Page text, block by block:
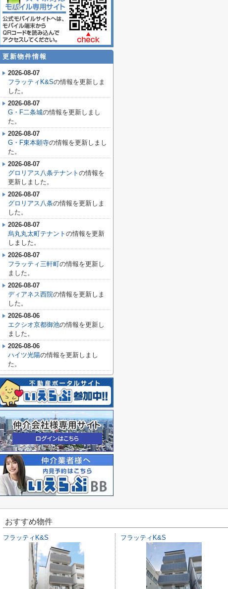
更新物件情報
2026-08-07
フラッティK&Sの情報を更新しま
した。
2026-08-07
G・F二条城の情報を更新しまし
た。
2026-08-07
G・F東本願寺の情報を更新しまし
た。
2026-08-07
グロリアス八条テナント の情報を
更新しました。
2026-08-07
グロリアス八条の情報を更新しま
した。
2026-08-07
烏丸丸太町テナント の情報を更新
しました。
2026-08-07
フラッティ三軒町の情報を更新し
ました。
2026-08-07
ディアネス西院の情報を更新しま
した。
2026-08-06
エクシオ京都御池の情報を更新し
ました。
2026-08-06
ハイツ光陽の情報を更新しまし
た。
おすすめ物件
フラッティK&S フラッティK&S